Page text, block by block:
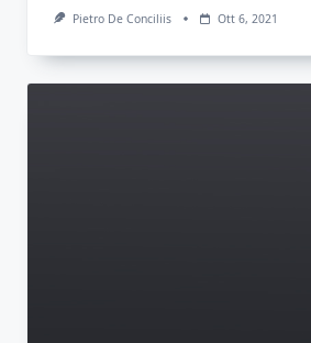
Pietro De Conciliis Ott 6, 2021